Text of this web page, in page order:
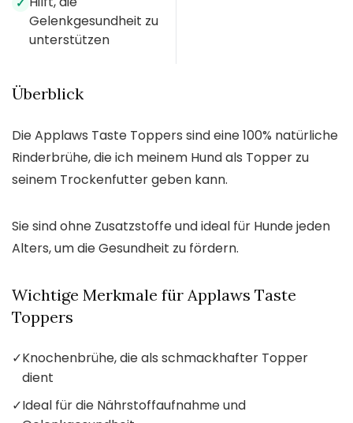
✓
Gelenkgesundheit zu
unterstützen
Überblick
Die Applaws Taste Toppers sind eine 100% natürliche
Rinderbrühe, die ich meinem Hund als Topper zu
seinem Trockenfutter geben kann.
Sie sind ohne Zusatzstoffe und ideal für Hunde jeden
Alters, um die Gesundheit zu fördern.
Wichtige Merkmale für Applaws Taste
Toppers
✓Knochenbrühe, die als schmackhafter Topper
dient
✓Ideal für die Nährstoffaufnahme und